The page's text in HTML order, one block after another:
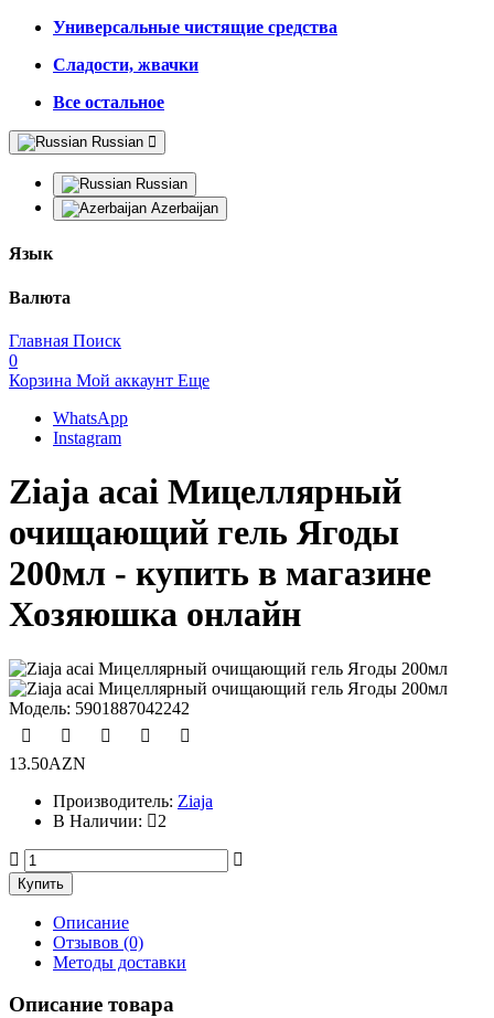
Универсальные чистящие средства
Сладости, жвачки
Все остальное
Russian
Russian
Azerbaijan
Язык
Валюта
Главная Поиск
0
Корзина Мой аккаунт Еще
WhatsApp
Instagram
Ziaja acai Мицеллярный
очищающий гель Ягоды
200мл - купить в магазине
Хозяюшка онлайн
Модель: 5901887042242
13.50AZN
Производитель: Ziaja
В Наличии:
2
Описание
Отзывов (0)
Методы доставки
Описание товара